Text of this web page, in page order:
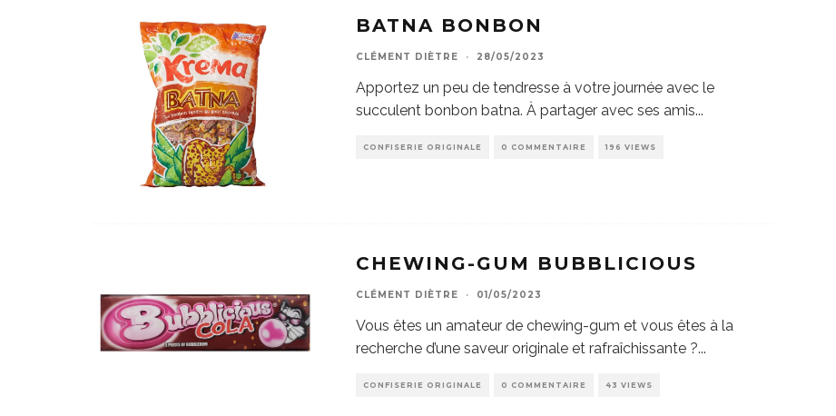
BATNA BONBON
CLÉMENT DIÈTRE · 28/05/2023
Apportez un peu de tendresse à votre journée avec le
succulent bonbon batna. À partager avec ses amis...
CONFISERIE ORIGINALE 0 COMMENTAIRE 196 VIEWS
CHEWING-GUM BUBBLICIOUS
CLÉMENT DIÈTRE · 01/05/2023
Vous êtes un amateur de chewing-gum et vous êtes à la
recherche d’une saveur originale et rafraîchissante ?...
CONFISERIE ORIGINALE 0 COMMENTAIRE 43 VIEWS